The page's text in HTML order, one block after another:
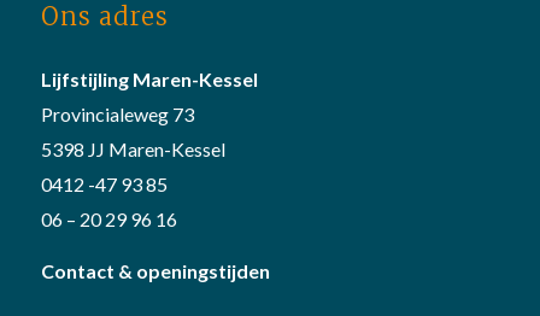
Ons adres
Lijfstijling Maren-Kessel
Provincialeweg 73
5398 JJ Maren-Kessel
0412 -47 93 85
06 – 20 29 96 16
Contact & openingstijden